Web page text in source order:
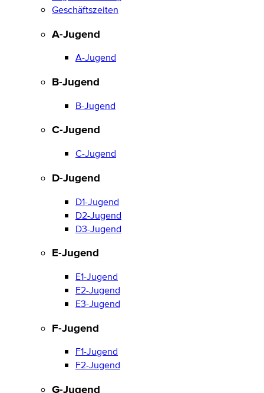
Geschäftszeiten
A-Jugend
A-Jugend
B-Jugend
B-Jugend
C-Jugend
C-Jugend
D-Jugend
D1-Jugend
D2-Jugend
D3-Jugend
E-Jugend
E1-Jugend
E2-Jugend
E3-Jugend
F-Jugend
F1-Jugend
F2-Jugend
G-Jugend